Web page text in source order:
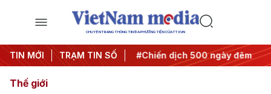
CHUYÊN TRANG THÔNG TIN ĐA PHƯƠNG TIỆN CỦA TTXVN
TIN MỚI TRẠM TIN SỐ
quyết thành hành động #Chiến dịch 500 ngày đêm
Thế giới